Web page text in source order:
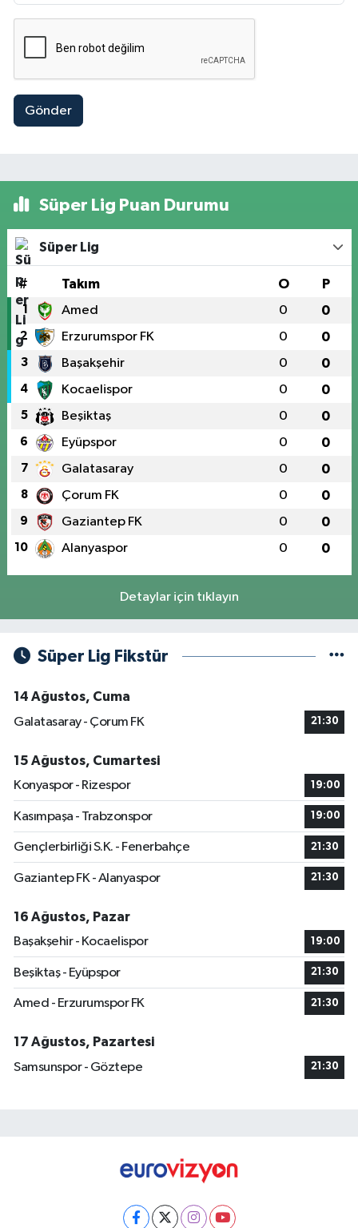
Gönder
Süper Lig Puan Durumu
Süper Lig
# Takım O P
1 Amed 0 0
2 Erzurumspor FK 0 0
3 Başakşehir 0 0
4 Kocaelispor 0 0
5 Beşiktaş 0 0
6 Eyüpspor 0 0
7 Galatasaray 0 0
8 Çorum FK 0 0
9 Gaziantep FK 0 0
10 Alanyaspor 0 0
Detaylar için tıklayın
Süper Lig Fikstür
14 Ağustos, Cuma
Galatasaray - Çorum FK
21:30
15 Ağustos, Cumartesi
Konyaspor - Rizespor
19:00
Kasımpaşa - Trabzonspor 19:00
Gençlerbirliği S.K. - Fenerbahçe 21:30
Gaziantep FK - Alanyaspor 21:30
16 Ağustos, Pazar
Başakşehir - Kocaelispor
19:00
Beşiktaş - Eyüpspor 21:30
Amed - Erzurumspor FK 21:30
17 Ağustos, Pazartesi
Samsunspor - Göztepe
21:30